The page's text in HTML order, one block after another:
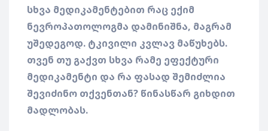
სხვა მედიკამენტებით რაც ექიმ
ნევროპათოლოგმა დამინიშნა, მაგრამ
უშედეგოდ. ტკივილი კვლავ მაწუხებს.
თვენ თუ გაქვთ სხვა რამე ეფექტური
მედიკამენტი და რა ფასად შემიძლია
შევიძინო თქვენთან? წინასწარ გიხდით
მადლობას.